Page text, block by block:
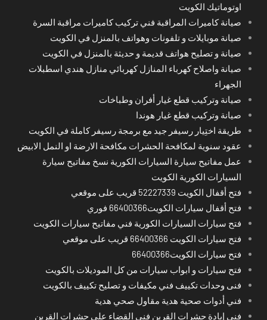
اوتوماتيك الكويت
صيانة كاميرات المراقبة فني تركيب كاميرات مراقبة السرة
صيانة موبايلات و تلفونات وهواتف بالمنزل في الكويت
صيانة و تصليح هواتف قديمة و حديثة بالمنزل في الكويت
صيانة واصلاح كهرباء المنازل كهربائي منازل هندي اسطبلات
الجهراء
صيانة وتركيب قطع غيار أفران وطباخات
صيانة وتركيب قطع غيار هوندا
طريقة اختِيار رسيفر جيد مع برمجة رسيفر كاملة في الكويت
عقود سنوية لمكافحة الحشرات مكافحة الارضة او النمل الابيض
عمل مفاتيح سيارة السيارات الكورية نسخ مفاتيح سيارة
السيارات الكورية الكويت
فتح أقفال الكويت 52227339 قريب على موقعي
فتح أقفال سيارات الكويت66400366 فوري
فتح سيارات السيارات الكورية فني مفاتيح سيارات الكويت
فتح سيارات الكويت 66400366 قريب على موقعي
فتح سيارات الكويت66400366
فتح سيارات و ابواب سيارات من كل الموديلات بالكويت
فنى وحدات تكييف فني مكيفات و تصليح تكييف بالكويت
فني أدوات صحية هدية مقاول صحي هدية
فني إبادة حشرات القرين فني القضاء على حشرات القرين